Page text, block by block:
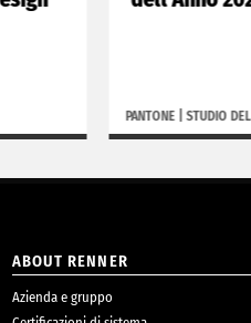
|STUDIO DEL COLORE
ABOUT RENNER
Azienda e gruppo